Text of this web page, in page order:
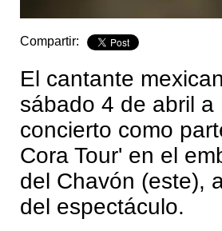
Compartir:
El cantante
sábado 4 de abril
concierto como
Cora Tour' en el
del Chavón (este),
del espectáculo.